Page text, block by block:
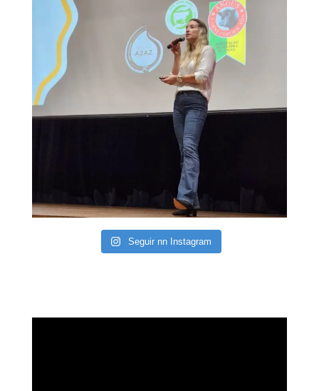
Seguir nn Instagram